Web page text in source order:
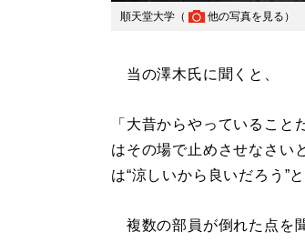
順天堂大学（ 他の写真を見る ）
当の澤木氏に聞くと、
「大昔からやっているこ
はその場で止めさせなさい
は“涼しいから良いだろう”
複数の部員が倒れた点を